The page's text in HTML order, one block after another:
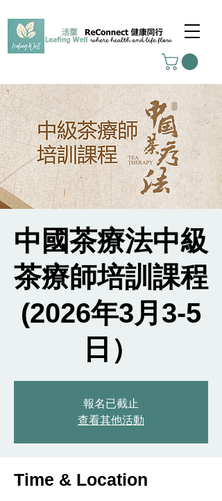
中國茶療法中級
茶療師培訓課程
(2026年3月3-5
日）
報名已截止
查看其他活動
Time & Location